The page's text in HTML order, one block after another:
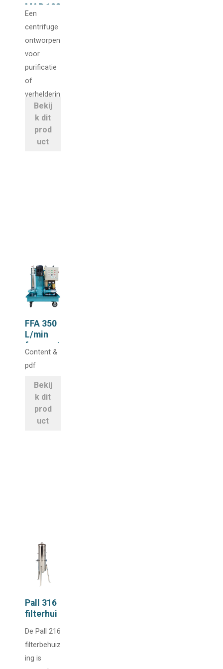
MAB 103
purifier
met
heater
Een
centrifuge
ontworpen
voor
purificatie
of
verhelderin
g van
diverse
oliën die
Bekij
k dit
prod
uct
FFA 350
L/min
freguent
ie
geregeld
Content &
pdf
Bekij
k dit
prod
uct
Pall 316
filterhui
De Pall 216
filterbehuiz
ing is